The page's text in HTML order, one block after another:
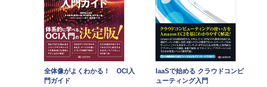
全体像がよくわかる！ OCI入
門ガイド
IaaSで始める クラウドコンピ
ューティング入門